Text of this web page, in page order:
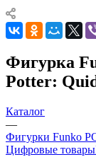
Фигурка
Potter:
Каталог
—
Фигурки Funko
Цифровые товары